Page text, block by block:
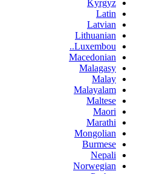
Kyrgyz
Latin
Latvian
Lithuanian
Luxembou..
Macedonian
Malagasy
Malay
Malayalam
Maltese
Maori
Marathi
Mongolian
Burmese
Nepali
Norwegian